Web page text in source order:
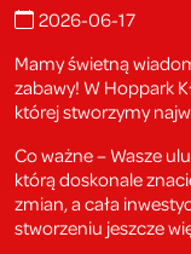
2026-06-17
Mamy świetną
zabawy! W Hoppark
której stworzymy
Co ważne – Wasze
którą doskonale
zmian, a cała
stworzeniu jeszcze